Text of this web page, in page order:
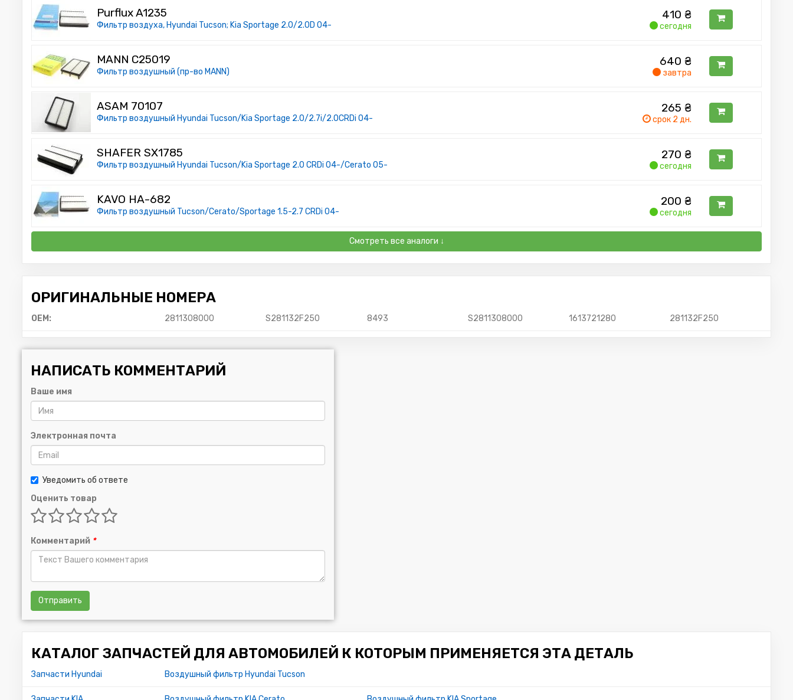
Purflux A1235
Фильтр воздуха, Hyundai Tucson; Kia Sportage 2.0/2.0D 04-
410 ₴
сегодня
MANN C25019
Фильтр воздушный (пр-во MANN)
640 ₴
завтра
ASAM 70107
Фильтр воздушный Hyundai Tucson/Kia Sportage 2.0/2.7i/2.0CRDi 04-
265 ₴
срок 2 дн.
SHAFER SX1785
Фильтр воздушный Hyundai Tucson/Kia Sportage 2.0 CRDi 04-/Cerato 05-
270 ₴
сегодня
KAVO HA-682
Фильтр воздушный Tucson/Cerato/Sportage 1.5-2.7 CRDi 04-
200 ₴
сегодня
Смотреть все аналоги ↓
ОРИГИНАЛЬНЫЕ НОМЕРА
OEM: 2811308000 S281132F250 8493 S2811308000 1613721280 281132F250
НАПИСАТЬ КОММЕНТАРИЙ
Ваше имя
Электронная почта
Уведомить об ответе
Оценить товар
Комментарий *
Отправить
КАТАЛОГ ЗАПЧАСТЕЙ ДЛЯ АВТОМОБИЛЕЙ К КОТОРЫМ ПРИМЕНЯЕТСЯ ЭТА ДЕТАЛЬ
Запчасти Hyundai Воздушный фильтр Hyundai Tucson